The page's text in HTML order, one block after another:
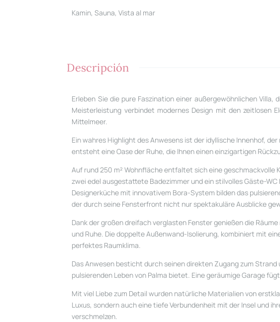
Kamin, Sauna, Vista al mar
Descripción
Erleben Sie die pure Faszination einer außergewöhnlichen
Meisterleistung verbindet modernes Design mit den zeitlosen
Mittelmeer.
Ein wahres Highlight des Anwesens ist der idyllische Innenhof,
entsteht eine Oase der Ruhe, die Ihnen einen einzigartigen
Auf rund 250 m² Wohnfläche entfaltet sich eine geschmackvolle
zwei edel ausgestattete Badezimmer und ein stilvolles Gäste-
Designerküche mit innovativem Bora-System bilden das
der durch seine Fensterfront nicht nur spektakuläre Ausblicke
Dank der großen dreifach verglasten Fenster genießen die
und Ruhe. Die doppelte Außenwand-Isolierung, kombiniert mit
perfektes Raumklima.
Das Anwesen besticht durch seinen direkten Zugang zum
pulsierenden Leben von Palma bietet. Eine geräumige Garage
Mit viel Liebe zum Detail wurden natürliche Materialien von
Luxus, sondern auch eine tiefe Verbundenheit mit der Insel und
verschmelzen.